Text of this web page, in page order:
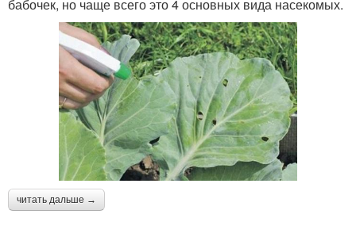
бабочек, но чаще всего это 4 основных вида насекомых.
читать дальше →